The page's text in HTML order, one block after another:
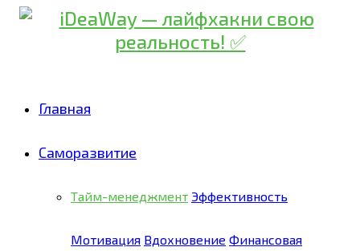
Главная
Саморазвитие
Тайм-менеджмент Эффективность
Мотивация Вдохновение Финансовая